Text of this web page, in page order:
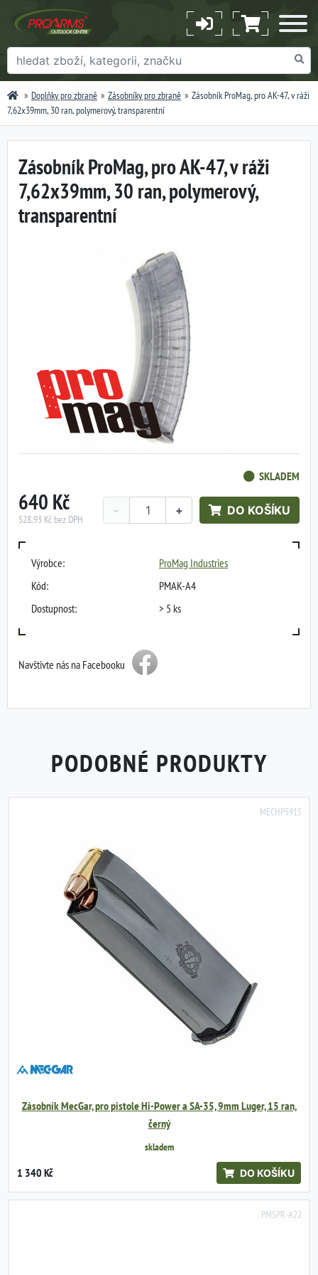
Doplňky pro zbraně Zásobníky pro zbraně
Zásobník ProMag, pro AK-47, v ráži
7,62x39mm, 30 ran, polymerový, transparentní
Zásobník ProMag, pro AK-47, v ráži
7,62x39mm, 30 ran, polymerový,
transparentní
SKLADEM
640 Kč
528,93 Kč bez DPH
+
- DO KOŠÍKU
Výrobce:
ProMag Industries
Kód:
PMAK-A4
Dostupnost:
> 5 ks
Navštivte nás na Facebooku
PODOBNÉ PRODUKTY
MECHP5915
Zásobník MecGar, pro pistole Hi-Power a SA-35, 9mm Luger, 15 ran,
černý
skladem
1 340 Kč DO KOŠÍKU
PMSPR-A22